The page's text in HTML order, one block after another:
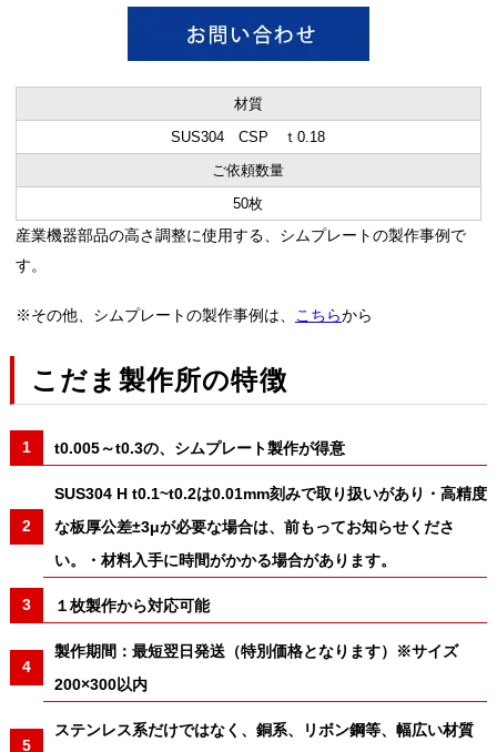
材質
SUS304 CSP ｔ0.18
ご依頼数量
50枚
産業機器部品の高さ調整に使用する、シムプレートの製作事例で
す。
※その他、シムプレートの製作事例は、 こちらから
こだま製作所の特徴
t0.005～t0.3の、シムプレート製作が得意
SUS304 H t0.1~t0.2は0.01mm刻みで取り扱いがあり・高精度
な板厚公差±3μが必要な場合は、前もってお知らせくださ
い。・材料入手に時間がかかる場合があります。
１枚製作から対応可能
製作期間：最短翌日発送（特別価格となります）※サイズ
200×300以内
ステンレス系だけではなく、銅系、リボン鋼等、幅広い材質